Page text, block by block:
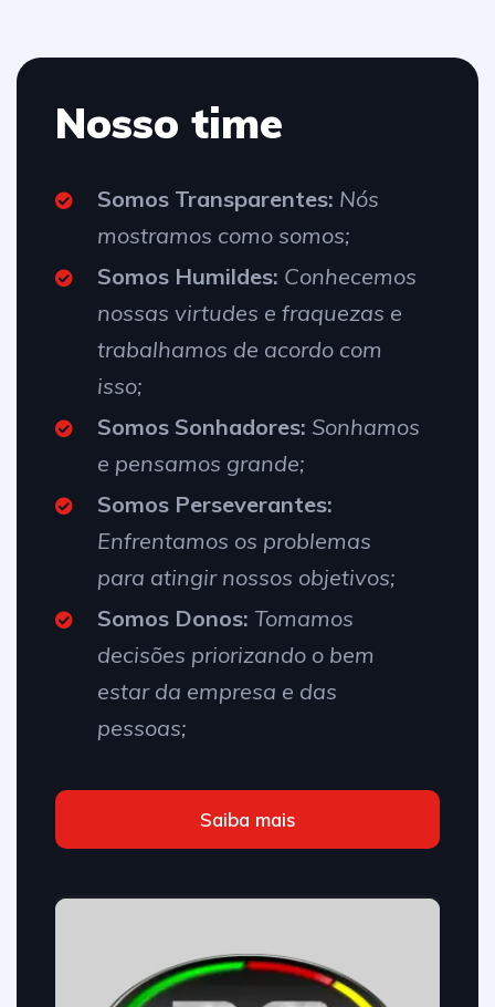
Nosso time
Somos Transparentes: Nós
mostramos como somos;
Somos Humildes: Conhecemos
nossas virtudes e fraquezas e
trabalhamos de acordo com
isso;
Somos Sonhadores: Sonhamos
e pensamos grande;
Somos Perseverantes:
Enfrentamos os problemas
para atingir nossos objetivos;
Somos Donos: Tomamos
decisões priorizando o bem
estar da empresa e das
pessoas;
Saiba mais